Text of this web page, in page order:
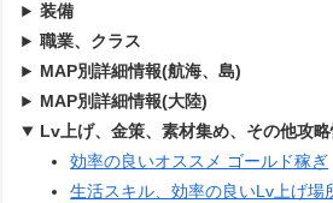
装備
職業、クラス
MAP別詳細情報(航海、島)
MAP別詳細情報(大陸)
Lv上げ、金策、素材集め、その他攻略
効率の良いオススメ ゴールド稼ぎ
生活スキル、効率の良いLv上げ場